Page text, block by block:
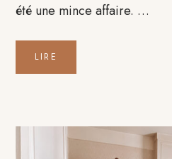
été une mince affaire. …
LIRE